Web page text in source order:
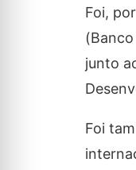
Foi,
junto
Foi